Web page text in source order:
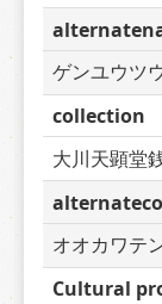
ゲンユウツ
collection
大川天顕堂
オオカワテ
Cultural